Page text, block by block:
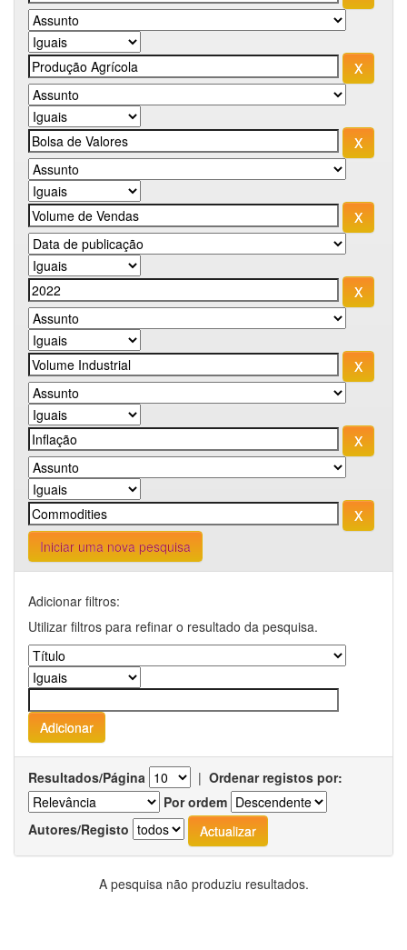
Iniciar uma nova pesquisa
Adicionar filtros:
Utilizar filtros para refinar o resultado da pesquisa.
Resultados/Página | Ordenar registos por:
Por ordem
Autores/Registo
A pesquisa não produziu resultados.